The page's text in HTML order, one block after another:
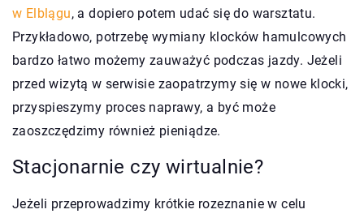
w Elblągu, a dopiero potem udać się do warsztatu.
Przykładowo, potrzebę wymiany klocków hamulcowych
bardzo łatwo możemy zauważyć podczas jazdy. Jeżeli
przed wizytą w serwisie zaopatrzymy się w nowe klocki,
przyspieszymy proces naprawy, a być może
zaoszczędzimy również pieniądze.
Stacjonarnie czy wirtualnie?
Jeżeli przeprowadzimy krótkie rozeznanie w celu